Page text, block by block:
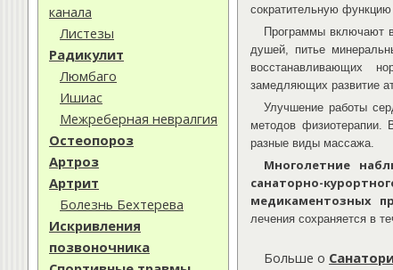
канала
Листезы
Радикулит
Люмбаго
Ишиас
Межреберная невралгия
Остеопороз
Артроз
Артрит
Болезнь Бехтерева
Искривления
позвоночника
сократительную
Программы включают
душей, питье
восстанавливающих
замедляющих развитие
Улучшение работы
методов физиотерапии.
разные виды массажа.
Многолетние
санаторно-
медикаментозных
лечения сохраняется в
Больше о